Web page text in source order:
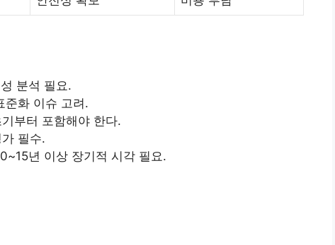
분석 필요.
준화 이슈 고려.
부터 포함해야 한다.
필수.
년 이상 장기적 시각 필요.